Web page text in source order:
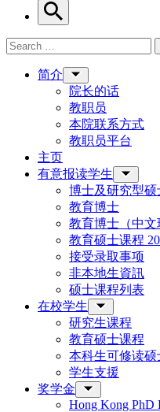
Search
Search for:
简介
院长的话
教职员
本院联系方式
教职员平台
主页
有意报读学生
博士及研究型硕
教育博士
教育博士（中文
教育硕士课程
接受录取事项
非本地生資訊
硕士课程列表
在校学生
研究生课程
教育硕士课程
本科生可修读硕
学生支援
奖学金
Hong Kong PhD